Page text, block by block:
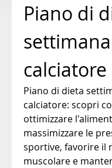
Piano di
calciatore
Piano di dieta
calciatore: scopri
ottimizzare
massimizzare le
sportive, favorire il
muscolare e